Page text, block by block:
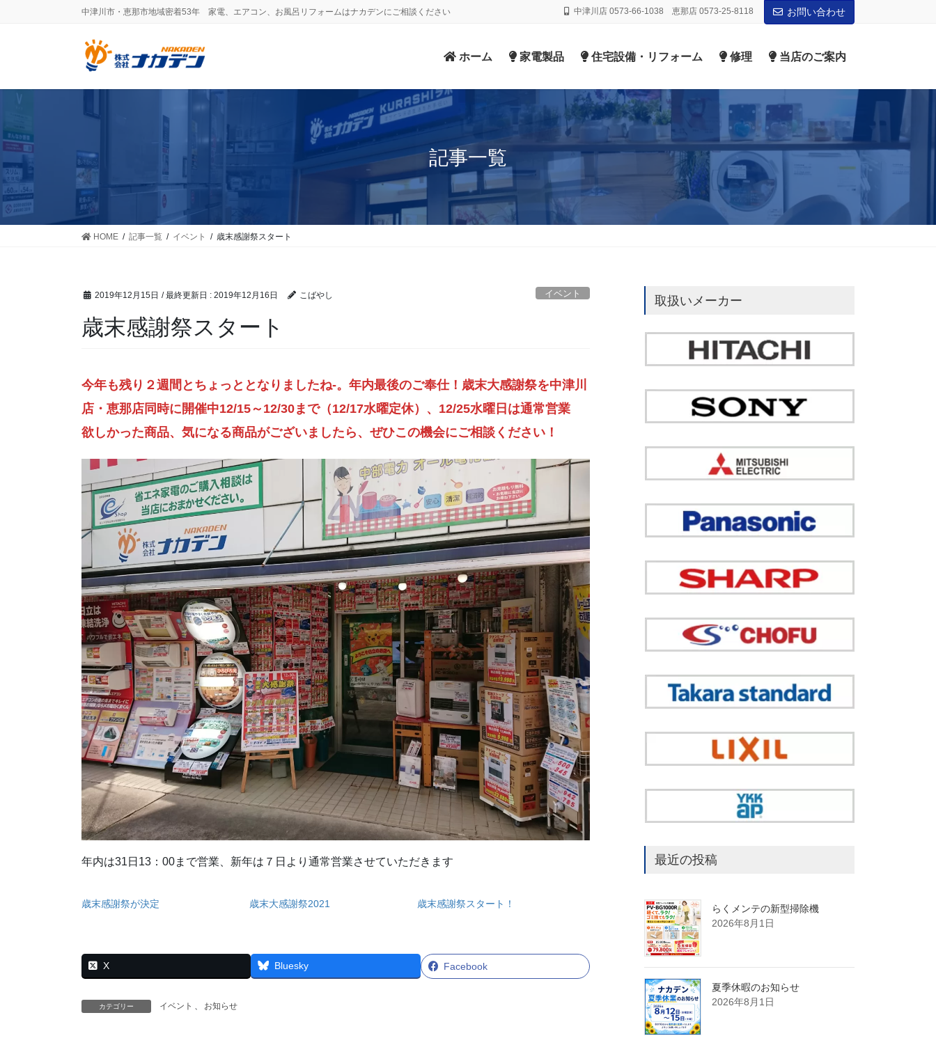
に
ョ
移
中津川市・恵那市地域密着53年 家電、エアコン、お風呂リフォームはナカデンにご相談ください 中津川店 0573-66-1038 恵那店 0573-25-8118 お問い合わせ
ホーム 家電製品 住宅設備・リフォーム 修理 当店のご案内
記事一覧
HOME 記事一覧 イベント 歳末感謝祭スタート
2019年12月15日 / 最終更新日 : 2019年12月16日 こばやし イベント
歳末感謝祭スタート
今年も残り２週間とちょっととなりましたね-。年内最後のご奉仕！歳末大感謝祭を中津川
店・恵那店同時に開催中12/15～12/30まで（12/17水曜定休）、12/25水曜日は通常営業
欲しかった商品、気になる商品がございましたら、ぜひこの機会にご相談ください！
年内は31日13：00まで営業、新年は７日より通常営業させていただきます
歳末感謝祭が決定 歳末大感謝祭2021 歳末感謝祭スタート！
Facebook
X Bluesky
カテゴリー イベント 、 お知らせ
取扱いメーカー
最近の投稿
らくメンテの新型掃除機
2026年8月1日
夏季休暇のお知らせ
2026年8月1日